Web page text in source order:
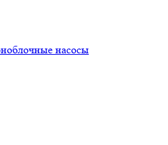
насосы